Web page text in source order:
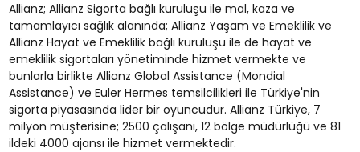
Allianz; Allianz Sigorta bağlı kuruluşu ile mal, kaza ve
tamamlayıcı sağlık alanında; Allianz Yaşam ve Emeklilik ve
Allianz Hayat ve Emeklilik bağlı kuruluşu ile de hayat ve
emeklilik sigortaları yönetiminde hizmet vermekte ve
bunlarla birlikte Allianz Global Assistance (Mondial
Assistance) ve Euler Hermes temsilcilikleri ile Türkiye'nin
sigorta piyasasında lider bir oyuncudur. Allianz Türkiye, 7
milyon müşterisine; 2500 çalışanı, 12 bölge müdürlüğü ve 81
ildeki 4000 ajansı ile hizmet vermektedir.